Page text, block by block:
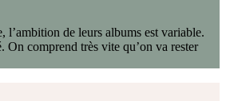
l’ambition de leurs albums est variable.
comprend très vite qu’on va rester